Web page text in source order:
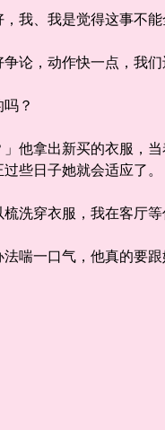
、我是觉得这事不能
，动作快一点，我们
？
拿出新买的衣服，当
些日子她就会适应了。
洗穿衣服，我在客厅等
喘一口气，他真的要跟